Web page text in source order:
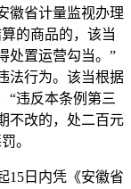
徽省计量监视办理
的商品的，该当
处置运营勾当。”
法行为。该当根据
“违反本条例第三
不改的，处二百元
。
日内凭《安徽省